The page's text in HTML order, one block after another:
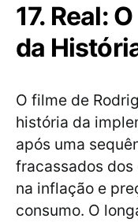
17. Real:
da
O filme de
história da
após uma
fracassados
na inflação e
consumo. O